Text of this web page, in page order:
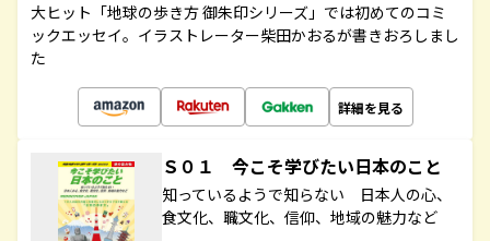
大ヒット「地球の歩き方 御朱印シリーズ」では初めてのコミ
ックエッセイ。イラストレーター柴田かおるが書きおろしまし
た
詳細を見る
Ｓ０１ 今こそ学びたい日本のこと
知っているようで知らない 日本人の心、
食文化、職文化、信仰、地域の魅力など